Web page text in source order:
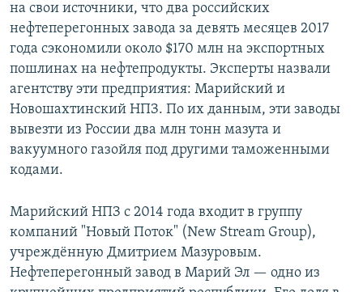
на свои источники, что два российских
нефтеперегонных завода за девять месяцев 2017
года сэкономили около $170 млн на экспортных
пошлинах на нефтепродукты. Эксперты назвали
агентству эти предприятия: Марийский и
Новошахтинский НПЗ. По их данным, эти заводы
вывезти из России два млн тонн мазута и
вакуумного газойля под другими таможенными
кодами.
Марийский НПЗ с 2014 года входит в группу
компаний "Новый Поток" (New Stream Group),
учреждённую Дмитрием Мазуровым.
Нефтеперегонный завод в Марий Эл — одно из